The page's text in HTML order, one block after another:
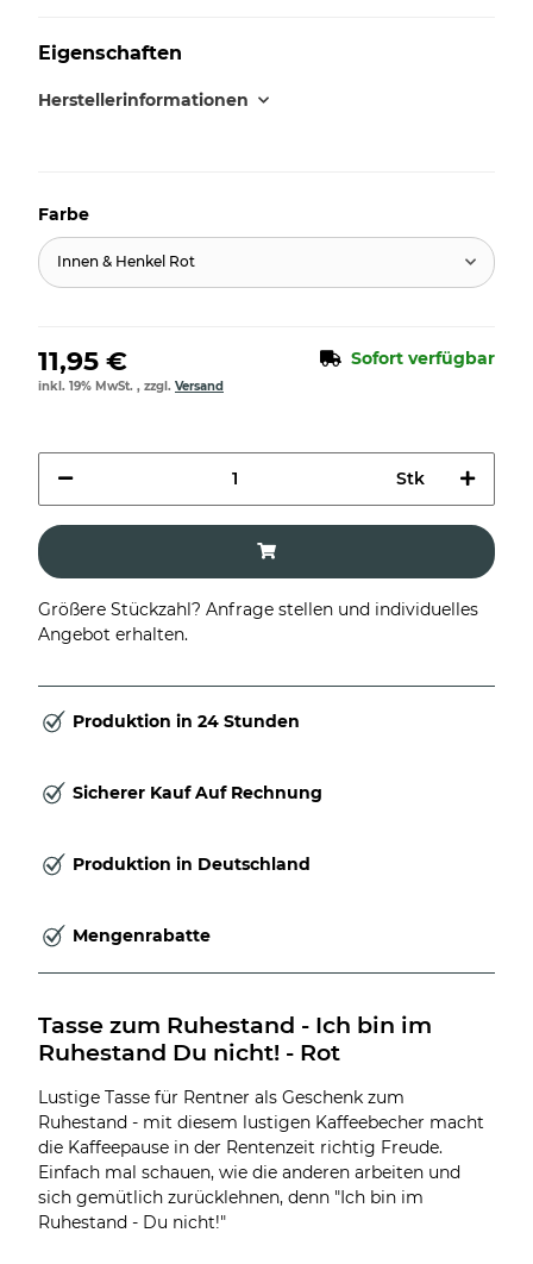
Eigenschaften
Herstellerinformationen
Farbe
Innen & Henkel Rot
11,95 € Sofort verfügbar
inkl. 19% MwSt. , zzgl. Versand
Stk
Größere Stückzahl? Anfrage stellen und individuelles
Angebot erhalten.
Produktion in 24 Stunden
Sicherer Kauf Auf Rechnung
Produktion in Deutschland
Mengenrabatte
Tasse zum Ruhestand - Ich bin im
Ruhestand Du nicht! - Rot
Lustige Tasse für Rentner als Geschenk zum
Ruhestand - mit diesem lustigen Kaffeebecher macht
die Kaffeepause in der Rentenzeit richtig Freude.
Einfach mal schauen, wie die anderen arbeiten und
sich gemütlich zurücklehnen, denn "Ich bin im
Ruhestand - Du nicht!"